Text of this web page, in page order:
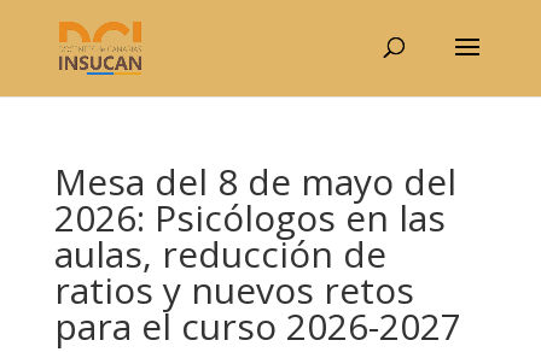
Mesa del 8 de mayo del
2026: Psicólogos en las
aulas, reducción de
ratios y nuevos retos
para el curso 2026-2027